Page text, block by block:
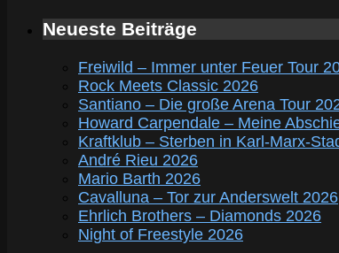
Neueste Beiträge
Freiwild – Immer unter Feuer Tour
Rock Meets Classic 2026
Santiano – Die große Arena Tour
Howard Carpendale – Meine
Kraftklub – Sterben in Karl-Marx-
André Rieu 2026
Mario Barth 2026
Cavalluna – Tor zur Anderswelt 2026
Ehrlich Brothers – Diamonds 2026
Night of Freestyle 2026